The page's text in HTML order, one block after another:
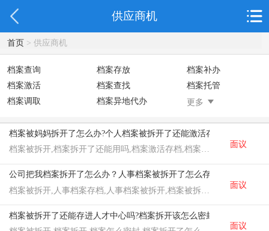
供应商机
首页> 供应商机
档案查询 档案存放
档案补办
档案激活
档案查找
档案托管
档案调取
档案异地代办
档案异常处理
更多
档案被妈妈拆开了怎么办?个人档案被拆开了还能激活存档吗?
档案被拆开,档案拆开了还能用吗,档案激活存档,档案密封,档案被妈妈拆开了
面议
公司把我档案拆开了怎么办？人事档案被拆开了怎么存进人才中心？
档案被拆开,人事档案存档,人事档案被拆开,档案被拆开怎么办,档案拆开密封
面议
档案被拆开了还能存进人才中心吗?档案拆开该怎么密封存档?
面议